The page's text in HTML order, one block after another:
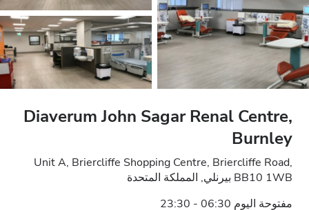
Diaverum John Sagar Renal Centre,
Burnley
Unit A, Briercliffe Shopping Centre, Briercliffe Road,
BB10 1WB بيرنلي, المملكة المتحدة
مفتوحة اليوم 06:30 - 23:30